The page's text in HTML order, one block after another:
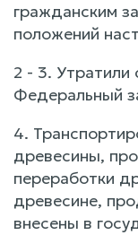
гражданским
положений
2 - 3. Утратили
Федеральный
4.
древесины,
переработки
древесине,
внесены в